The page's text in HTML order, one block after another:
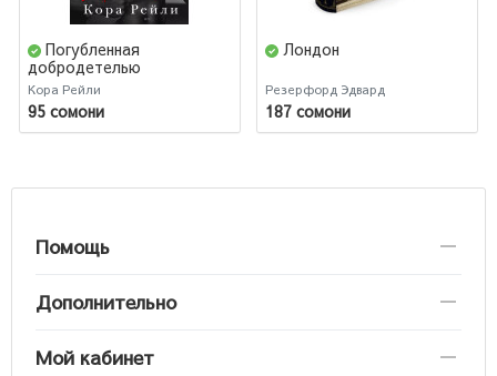
Погубленная
добродетелью
Кора Рейли
95 сомони
Лондон
Резерфорд Эдвард
187 сомони
Помощь
Дополнительно
Мой кабинет